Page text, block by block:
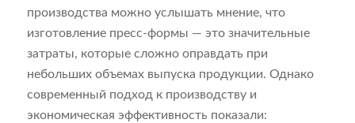
производства можно услышать мнение, что
изготовление пресс-формы — это значительные
затраты, которые сложно оправдать при
небольших объемах выпуска продукции. Однако
современный подход к производству и
экономическая эффективность показали: